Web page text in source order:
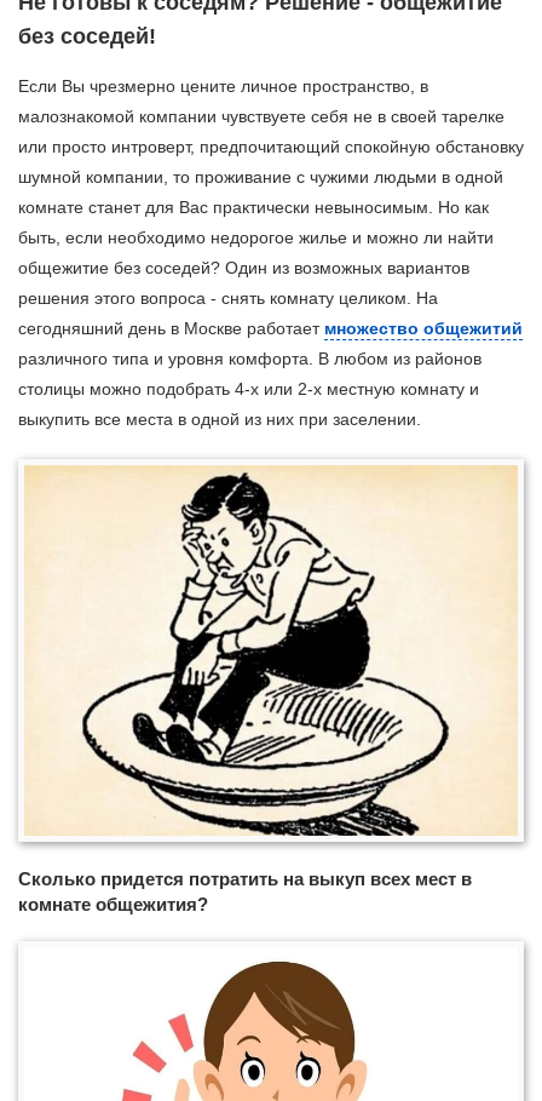
без соседей!
Если Вы чрезмерно цените личное пространство, в
малознакомой компании чувствуете себя не в своей тарелке
или просто интроверт, предпочитающий спокойную обстановку
шумной компании, то проживание с чужими людьми в одной
комнате станет для Вас практически невыносимым. Но как
быть, если необходимо недорогое жилье и можно ли найти
общежитие без соседей? Один из возможных вариантов
решения этого вопроса - снять комнату целиком. На
сегодняшний день в Москве работает множество общежитий
различного типа и уровня комфорта. В любом из районов
столицы можно подобрать 4-х или 2-х местную комнату и
выкупить все места в одной из них при заселении.
Сколько придется потратить на выкуп всех мест в
комнате общежития?